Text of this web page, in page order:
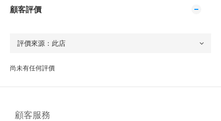
顧客評價
尚未有任何評價
顧客服務